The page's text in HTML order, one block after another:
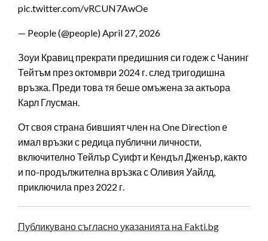
pic.twitter.com/vRCUN7AwOe
— People (@people) April 27, 2026
Зоуи Кравиц прекрати предишния си годеж с Чанинг
Тейтъм през октомври 2024 г. след тригодишна
връзка. Преди това тя беше омъжена за актьора
Карл Глусман.
От своя страна бившият член на One Direction е
имал връзки с редица публични личности,
включително Тейлър Суифт и Кендъл Дженър, както
и по-продължителна връзка с Оливия Уайлд,
приключила през 2022 г.
Публикувано съгласно указанията на Fakti.bg